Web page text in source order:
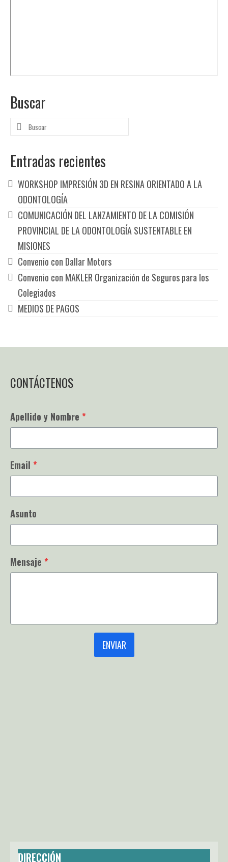
Buscar
Buscar
por:
Entradas recientes
WORKSHOP IMPRESIÓN 3D EN RESINA ORIENTADO A LA
ODONTOLOGÍA
COMUNICACIÓN DEL LANZAMIENTO DE LA COMISIÓN
PROVINCIAL DE LA ODONTOLOGÍA SUSTENTABLE EN
MISIONES
Convenio con Dallar Motors
Convenio con MAKLER Organización de Seguros para los
Colegiados
MEDIOS DE PAGOS
CONTÁCTENOS
Apellido y Nombre *
Email *
Asunto
Mensaje *
ENVIAR
DIRECCIÓN